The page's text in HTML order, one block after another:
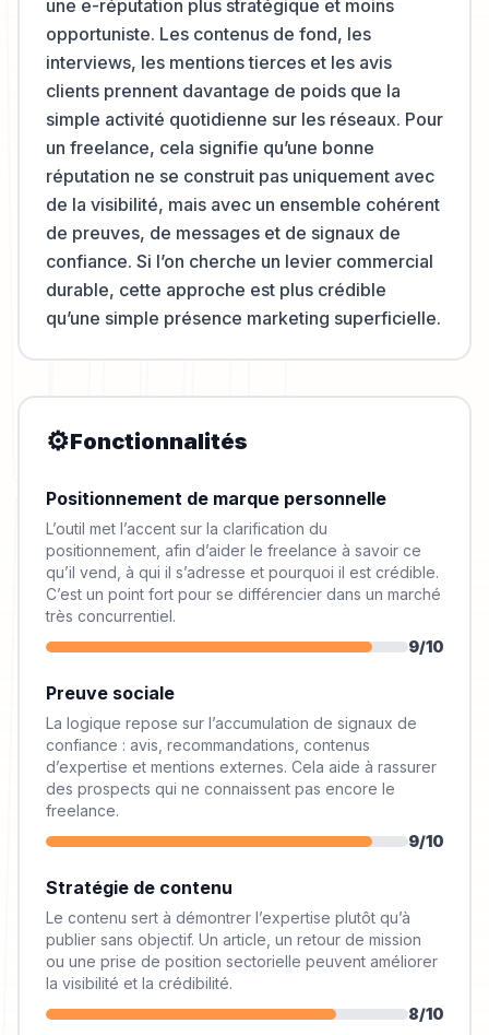
une e-réputation plus stratégique et moins
opportuniste. Les contenus de fond, les
interviews, les mentions tierces et les avis
clients prennent davantage de poids que la
simple activité quotidienne sur les réseaux. Pour
un freelance, cela signifie qu’une bonne
réputation ne se construit pas uniquement avec
de la visibilité, mais avec un ensemble cohérent
de preuves, de messages et de signaux de
confiance. Si l’on cherche un levier commercial
durable, cette approche est plus crédible
qu’une simple présence marketing superficielle.
⚙️Fonctionnalités
Positionnement de marque personnelle
L’outil met l’accent sur la clarification du
positionnement, afin d’aider le freelance à savoir ce
qu’il vend, à qui il s’adresse et pourquoi il est crédible.
C’est un point fort pour se différencier dans un marché
très concurrentiel.
9/10
Preuve sociale
La logique repose sur l’accumulation de signaux de
confiance : avis, recommandations, contenus
d’expertise et mentions externes. Cela aide à rassurer
des prospects qui ne connaissent pas encore le
freelance.
9/10
Stratégie de contenu
Le contenu sert à démontrer l’expertise plutôt qu’à
publier sans objectif. Un article, un retour de mission
ou une prise de position sectorielle peuvent améliorer
la visibilité et la crédibilité.
8/10